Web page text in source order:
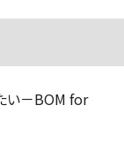
い－BOM for